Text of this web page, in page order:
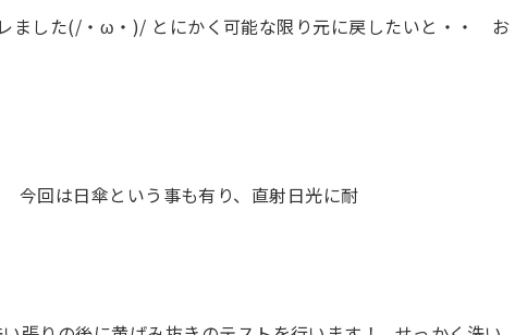
ました(/・ω・)/ とにかく可能な限り元に戻したいと・・ お
回は日傘という事も有り、直射日光に耐